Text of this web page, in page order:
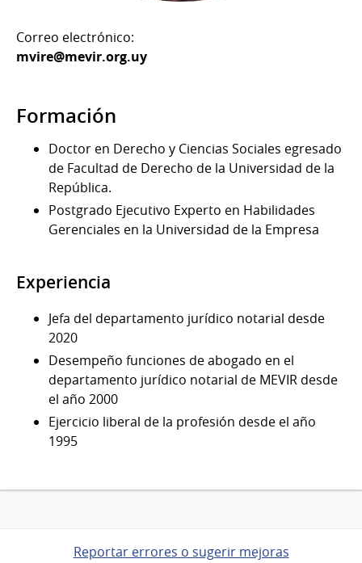
Correo electrónico:
mvire@mevir.org.uy
Formación
Doctor en Derecho y Ciencias Sociales egresado
de Facultad de Derecho de la Universidad de la
República.
Postgrado Ejecutivo Experto en Habilidades
Gerenciales en la Universidad de la Empresa
Experiencia
Jefa del departamento jurídico notarial desde
2020
Desempeño funciones de abogado en el
departamento jurídico notarial de MEVIR desde
el año 2000
Ejercicio liberal de la profesión desde el año
1995
Reportar errores o sugerir mejoras